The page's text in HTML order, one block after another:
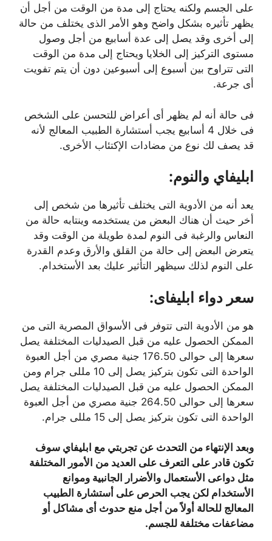
على الجسم ولكنه يحتاج إلى مدة من الوقت من أجل أن
يظهر تأثيره بشكل واضح وهو الأمر الذى يختلف من حالة
إلى أخرى وقد يصل إلى عدة أسابيع من أجل وصول
مستوى التركيز إلى الخلايا ويحتاج إلى مدة من الوقت
التى تتراوح بين أسبوع إلى أسبوعين دون أن يتم تفويت
أى جرعة.
فى حالة أنه لم يظهر أى أعراض للتحسن على الشخص
فى خلال 4 أسابيع يجب أستشارة الطبيب المعالج لأنه
قد يصف لك نوع من مضادات الإكتئاب الأخرى.
ابليفاي والنوم:
يعد أنه من الأدوية التى يختلف تأثيرها من شخص إلى
أخر حيث أن هناك البعض من يستخدمه وينتابه حالة من
النعاس والرغبة فى النوم لمدة طويلة من الوقت وقد
يتعرض البعض إلى حالة من القلق والأرق وعدم القدرة
على النوم لذلك سيظهر التأثير عليك بعد الأستخدام.
سعر دواء ابليفاى:
هو من الأدوية التى تتوفر فى الأسواق المصرية التى من
الممكن الحصول عليه من قبل الصيدليات المختلفة يصل
سعرها إلى حوالى 176.50 جنية مصري من أجل العبوة
الواحدة التى تكون بتركيز يصل إلى 10 مللى جرام ومن
الممكن الحصول عليه من قبل الصيدليات المختلفة يصل
سعرها إلى حوالى 264.50 جنية مصري من أجل العبوة
الواحدة التى تكون بتركيز يصل إلى 15 مللى جرام.
وبعد الإنتهاء من التحدث عن تجربتي مع ابليفاي سوف
تكون قادر على التعرف على العديد من الأمور المختلفة
مثل دواعى الأستعمال والأضرار الجانبية وموانع
الأستخدام لكن يجب الحرص على أستشارة الطبيب
المعالج للحالة أولاً من أجل منع حدوث أى مشاكل أو
مضاعفات مختلفة للجسم.